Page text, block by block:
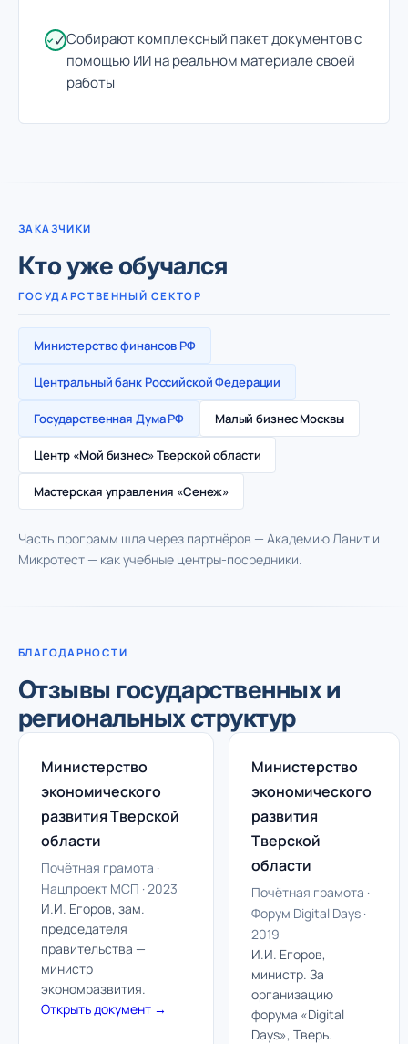
✓Собирают комплексный пакет документов с
помощью ИИ на реальном материале своей
работы
ЗАКАЗЧИКИ
Кто уже обучался
ГОСУДАРСТВЕННЫЙ СЕКТОР
Министерство финансов РФ
Центральный банк Российской Федерации
Государственная Дума РФ Малый бизнес Москвы
Центр «Мой бизнес» Тверской области
Мастерская управления «Сенеж»
Часть программ шла через партнёров — Академию Ланит и
Микротест — как учебные центры-посредники.
БЛАГОДАРНОСТИ
Отзывы государственных и
региональных структур
Министерство
экономического
развития Тверской
области
Почётная грамота ·
Нацпроект МСП · 2023
И.И. Егоров, зам.
председателя
правительства —
министр
экономразвития.
Открыть документ →
Министерство
экономического
развития
Тверской
области
Почётная грамота ·
Форум Digital Days ·
2019
И.И. Егоров,
министр. За
организацию
форума «Digital
Days», Тверь.